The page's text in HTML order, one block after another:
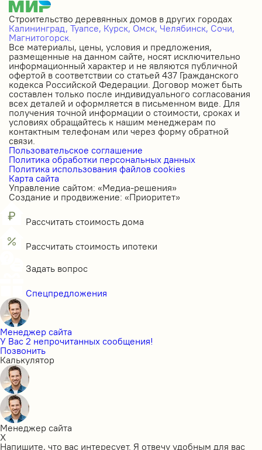
Строительство деревянных домов в других городах
Калининград, Туапсе, Курск, Омск, Челябинск, Сочи,
Магнитогорск.
Все материалы, цены, условия и предложения,
размещенные на данном сайте, носят исключительно
информационный характер и не являются публичной
офертой в соответствии со статьей 437 Гражданского
кодекса Российской Федерации. Договор может быть
составлен только после индивидуального согласования
всех деталей и оформляется в письменном виде. Для
получения точной информации о стоимости, сроках и
условиях обращайтесь к нашим менеджерам по
контактным телефонам или через форму обратной
связи.
Пользовательское соглашение
Политика обработки персональных данных
Политика использования файлов cookies
Карта сайта
Управление сайтом: «Медиа-решения»
Создание и продвижение: «Приоритет»
Рассчитать стоимость дома
Рассчитать стоимость ипотеки
Задать вопрос
Спецпредложения
Менеджер сайта
У Вас 2 непрочитанных сообщения!
Позвонить
Калькулятор
Менеджер сайта
X
Напишите, что вас интересует. Я отвечу удобным для вас